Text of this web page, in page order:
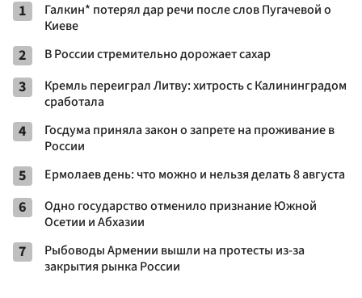
1
Галкин* потерял дар речи после слов Пугачевой о
Киеве
2 В России стремительно дорожает сахар
3
Кремль переиграл Литву: хитрость с Калининградом
сработала
4
Госдума приняла закон о запрете на проживание в
России
5 Ермолаев день: что можно и нельзя делать 8 августа
6
Одно государство отменило признание Южной
Осетии и Абхазии
7
Рыбоводы Армении вышли на протесты из-за
закрытия рынка России